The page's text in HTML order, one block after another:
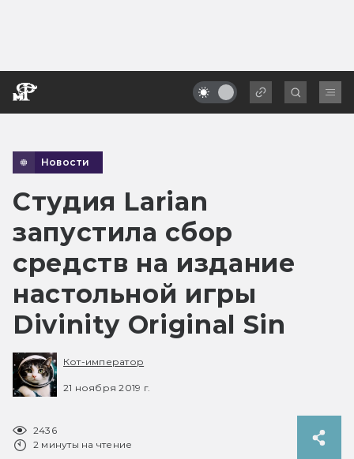
Новости
Студия Larian
запустила сбор
средств на издание
настольной игры
Divinity Original Sin
Кот-император
21 ноября 2019 г.
2436
2 минуты на чтение